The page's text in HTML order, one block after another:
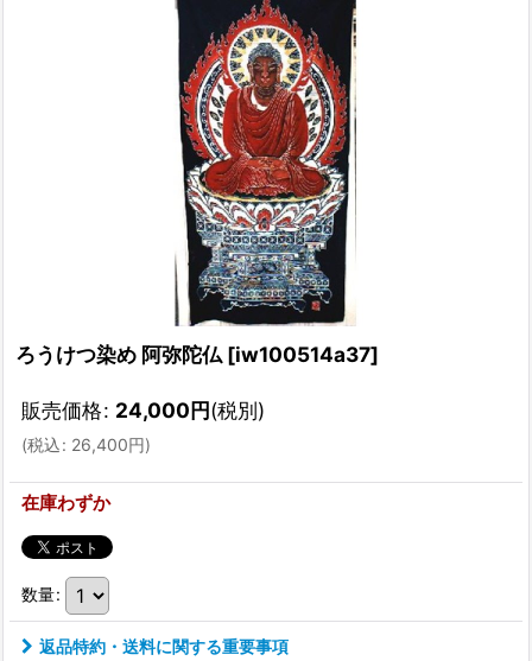
ろうけつ染め 阿弥陀仏 [iw100514a37]
販売価格: 24,000円(税別)
(税込: 26,400円)
在庫わずか
数量:
返品特約・送料に関する重要事項